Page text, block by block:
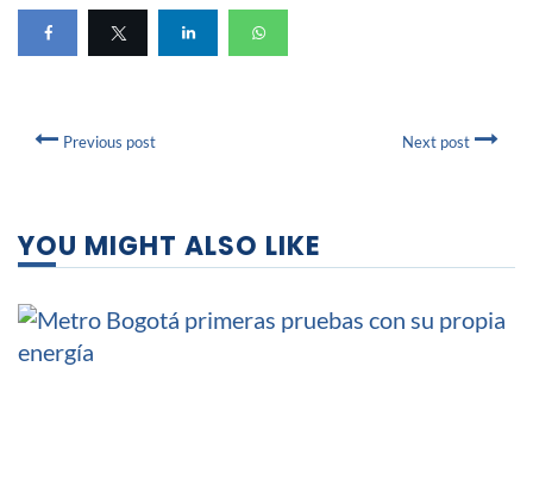
Previous post Next post
YOU MIGHT ALSO LIKE